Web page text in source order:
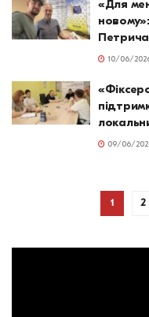
«Для
10/06/
09/06/
1 2